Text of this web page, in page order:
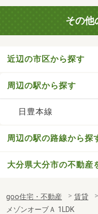
その他
近辺の市区から探す
周辺の駅から探す
日豊本線
周辺の駅の路線から探
大分県大分市の不動産
goo住宅・不動産 賃貸
メゾンオーブＡ 1LDK